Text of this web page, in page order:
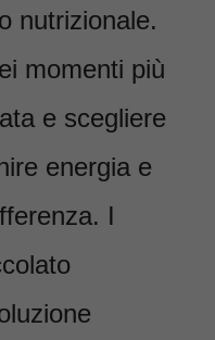
nutrizionale.
momenti più
e scegliere
energia e
I